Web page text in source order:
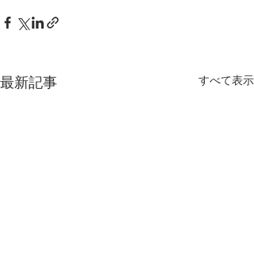
最新記事 すべて表示